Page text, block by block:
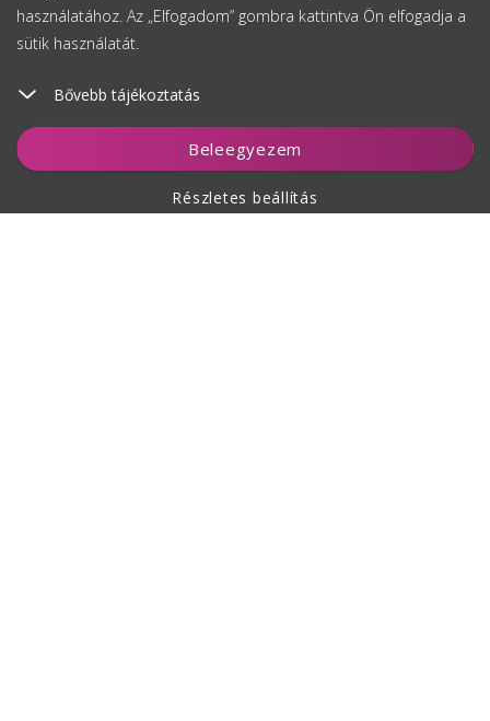
használatához. Az „Elfogadom” gombra kattintva Ön elfogadja a
sütik használatát.
Bővebb tájékoztatás
Beleegyezem
Részletes beállítás
Figyelés